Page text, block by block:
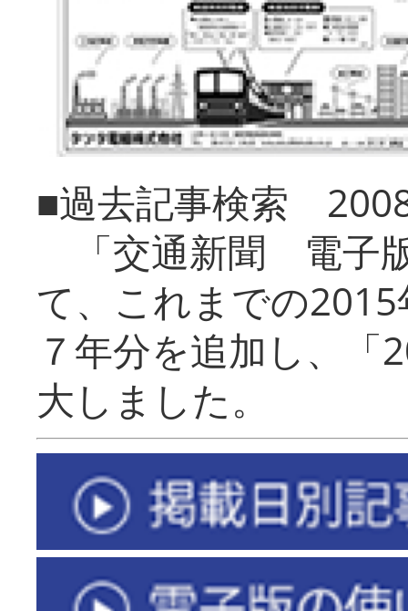
■過去記事検索
「交通新聞 電子
て、これまでの
７年分を追加し、「
大しまし